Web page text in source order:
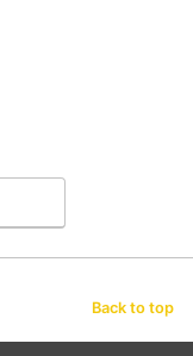
Back to top